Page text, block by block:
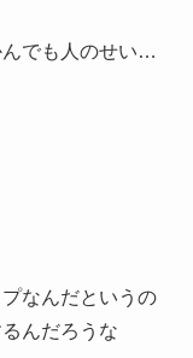
んでも人のせい…
なんだというの
んだろうな